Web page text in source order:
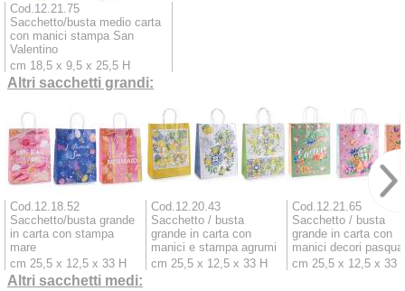
Cod.12.21.75
Sacchetto/busta medio carta
con manici stampa San
Valentino
cm 18,5 x 9,5 x 25,5 H
Altri sacchetti grandi:
Cod.12.18.52
Sacchetto/busta grande
in carta con stampa
mare
cm 25,5 x 12,5 x 33 H
Cod.12.20.43
Sacchetto / busta
grande in carta con
manici e stampa agrumi
cm 25,5 x 12,5 x 33 H
Cod.12.21.65
Sacchetto / busta
grande in carta con
manici decori
cm 25,5 x 12,5 x 33
Altri sacchetti medi: